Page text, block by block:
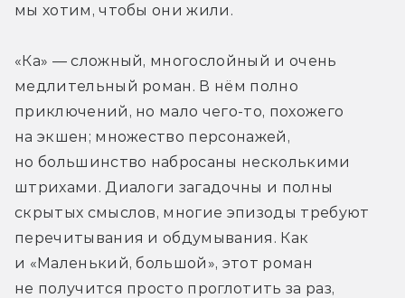
мы хотим, чтобы они жили.
«Ка» — сложный, многослойный и очень
медлительный роман. В нём полно
приключений, но мало чего-то, похожего
на экшен; множество персонажей,
но большинство набросаны несколькими
штрихами. Диалоги загадочны и полны
скрытых смыслов, многие эпизоды требуют
перечитывания и обдумывания. Как
и «Маленький, большой», этот роман
не получится просто проглотить за раз,